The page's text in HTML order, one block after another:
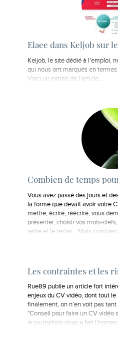
Elaee dans Keljob sur
Keljob, le site dédié à l’emploi,
qui nous ont marqués en
Voici un extrait de l’article...
Combien de temps
Vous avez passé des jours et
la forme que devait avoir votre
mettre, écrire, réécrire, vous
présenter, choisir vos mots-
relire et le tester... Mais
Les contraintes et les
Rue89 publie un article fort
enjeux du CV vidéo, dont tout
finalement, on n'en voit pas
"Conseil pour faire un CV vidéo
le journaliste nous a fait